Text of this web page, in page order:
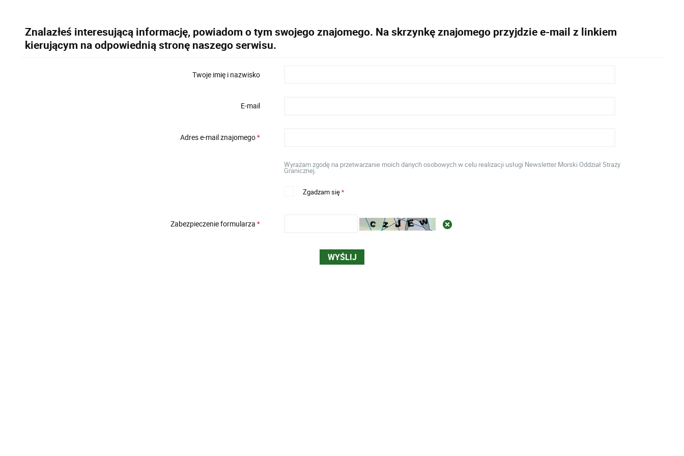
Znalazłeś interesującą informację, powiadom o tym swojego znajomego. Na skrzynkę znajomego przyjdzie e-mail z linkiem
kierującym na odpowiednią stronę naszego serwisu.
Twoje imię i nazwisko
E-mail
Adres e-mail znajomego*
Wyrażam zgodę na przetwarzanie moich danych osobowych w celu realizacji usługi Newsletter Morski Oddział Straży
Granicznej.
Zgadzam się*
Zabezpieczenie formularza *